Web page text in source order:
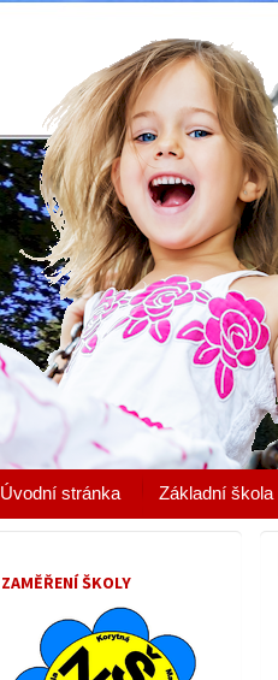
Úvodní stránka Základní škola
ZAMĚŘENÍ ŠKOLY